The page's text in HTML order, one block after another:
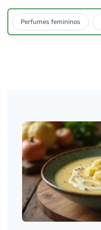
Perfumes femininos